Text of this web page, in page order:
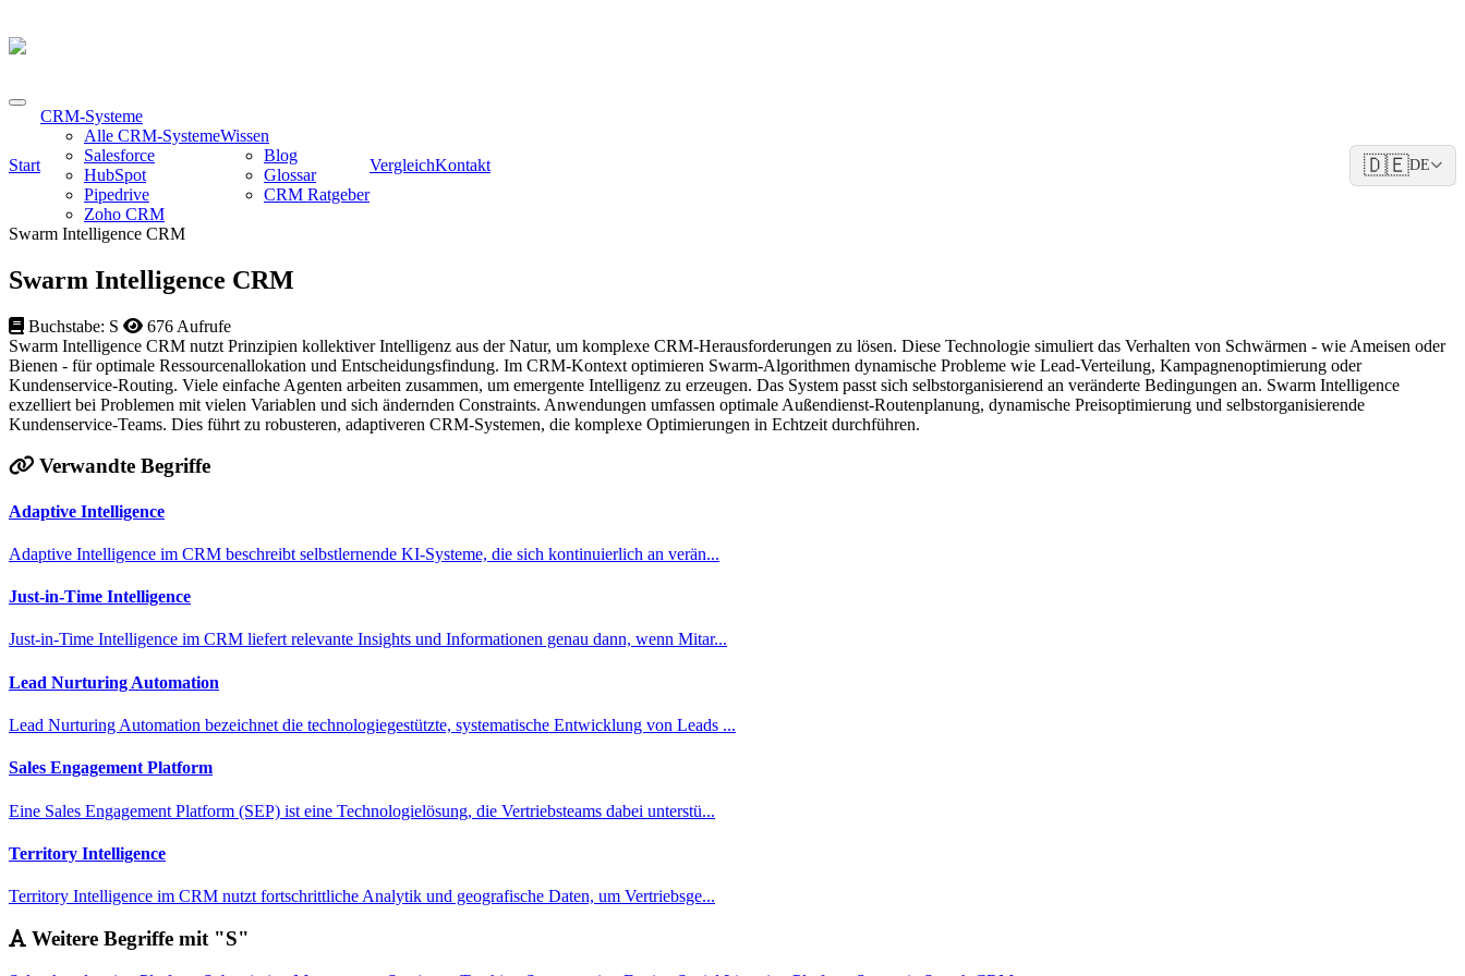
Start
CRM-Systeme
Alle CRM-Systeme
Salesforce
HubSpot
Pipedrive
Zoho CRM
Wissen
Blog
Glossar
CRM Ratgeber
VergleichKontakt 🇩🇪DE
Swarm Intelligence CRM
Swarm Intelligence CRM
Buchstabe: S
676 Aufrufe
Swarm Intelligence CRM nutzt Prinzipien kollektiver Intelligenz aus der Natur, um komplexe CRM-Herausforderungen zu lösen. Diese Technologie simuliert das Verhalten von Schwärmen - wie Ameisen oder
Bienen - für optimale Ressourcenallokation und Entscheidungsfindung. Im CRM-Kontext optimieren Swarm-Algorithmen dynamische Probleme wie Lead-Verteilung, Kampagnenoptimierung oder
Kundenservice-Routing. Viele einfache Agenten arbeiten zusammen, um emergente Intelligenz zu erzeugen. Das System passt sich selbstorganisierend an veränderte Bedingungen an. Swarm Intelligence
exzelliert bei Problemen mit vielen Variablen und sich ändernden Constraints. Anwendungen umfassen optimale Außendienst-Routenplanung, dynamische Preisoptimierung und selbstorganisierende
Kundenservice-Teams. Dies führt zu robusteren, adaptiveren CRM-Systemen, die komplexe Optimierungen in Echtzeit durchführen.
Verwandte Begriffe
Adaptive Intelligence
Adaptive Intelligence im CRM beschreibt selbstlernende KI-Systeme, die sich kontinuierlich an verän...
Just-in-Time Intelligence
Just-in-Time Intelligence im CRM liefert relevante Insights und Informationen genau dann, wenn Mitar...
Lead Nurturing Automation
Lead Nurturing Automation bezeichnet die technologiegestützte, systematische Entwicklung von Leads ...
Sales Engagement Platform
Eine Sales Engagement Platform (SEP) ist eine Technologielösung, die Vertriebsteams dabei unterstü...
Territory Intelligence
Territory Intelligence im CRM nutzt fortschrittliche Analytik und geografische Daten, um Vertriebsge...
Weitere Begriffe mit "S"